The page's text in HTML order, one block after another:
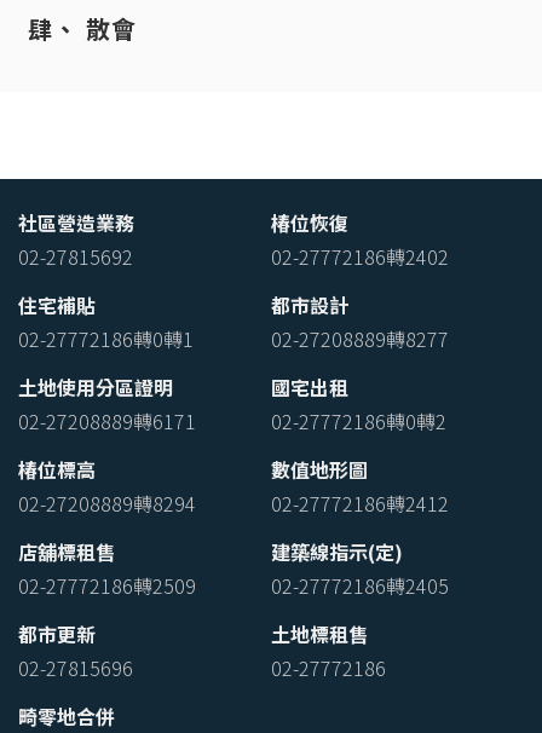
散會
社區營造業務
02-27815692
椿位恢復
02-27772186轉2402
住宅補貼
02-27772186轉0轉1
都市設計
02-27208889轉8277
土地使用分區證明
02-27208889轉6171
國宅出租
02-27772186轉0轉2
椿位標高
02-27208889轉8294
數值地形圖
02-27772186轉2412
店舖標租售
02-27772186轉2509
建築線指示(定)
02-27772186轉2405
都市更新
02-27815696
土地標租售
02-27772186
畸零地合併